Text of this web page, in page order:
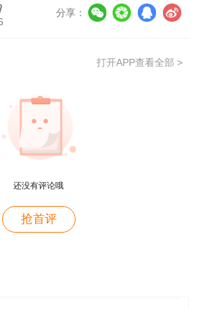
带资料
件、准考证。(代领人必须
原件)。
齐哈尔2018年度监理工程
多监理工程师证书领取信息请
育网!
分享：
打开APP查看全部 >
还没有评论哦
抢首评
81分，感谢唐老师！
姆式教学。教学从各种角度综合